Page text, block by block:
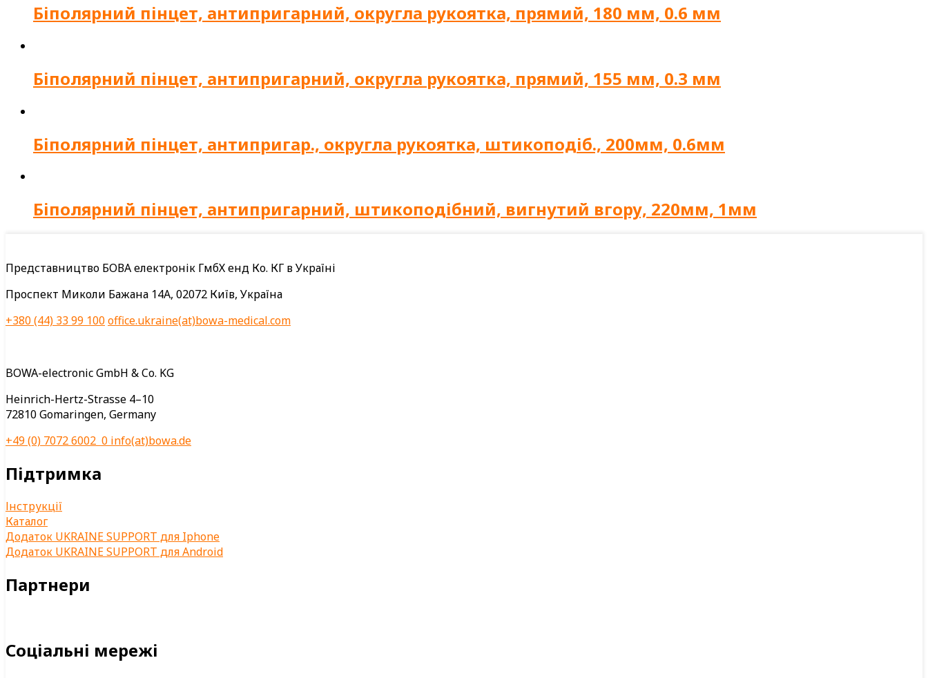
Біполярний пінцет, антипригарний, округла рукоятка, прямий, 180 мм, 0.6 мм
Біполярний пінцет, антипригарний, округла рукоятка, прямий, 155 мм, 0.3 мм
Біполярний пінцет, антипригар., округла рукоятка, штикоподіб., 200мм, 0.6мм
Біполярний пінцет, антипригарний, штикоподібний, вигнутий вгору, 220мм, 1мм
Представництво БОВА електронік ГмбХ енд Ко. КГ в Україні
Проспект Миколи Бажана 14А, 02072 Київ, Україна
+380 (44) 33 99 100office.ukraine(at)bowa-medical.com
BOWA-electronic GmbH & Co. KG
Heinrich-Hertz-Strasse 4–10
72810 Gomaringen, Germany
+49 (0) 7072 6002 0 info(at)bowa.de
Підтримка
Інструкції
Каталог
Додаток UKRAINE SUPPORT для Iphone
Додаток UKRAINE SUPPORT для Android
Партнери
Соціальні мережі